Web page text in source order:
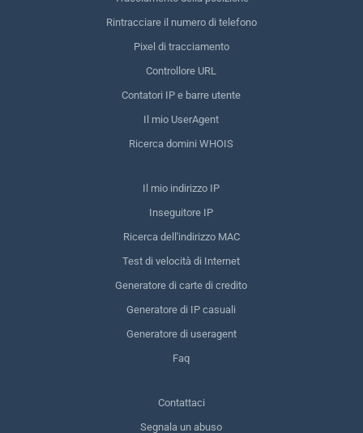
Rintracciare il numero di telefono
Pixel di tracciamento
Controllore URL
Contatori IP e barre utente
Il mio UserAgent
Ricerca domini WHOIS
Il mio indirizzo IP
Inseguitore IP
Ricerca dell'indirizzo MAC
Test di velocità di Internet
Generatore di carte di credito
Generatore di IP casuali
Generatore di useragent
Faq
Contattaci
Segnala un abuso